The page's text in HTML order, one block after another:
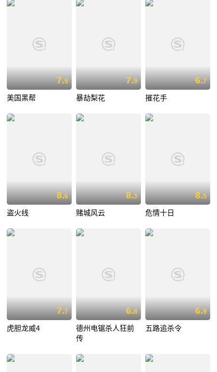
7.9
美国黑帮
7.9
暴劫梨花
6.7
摧花手
8.6
盗火线
8.3
赌城风云
8.5
危情十日
7.7
虎胆龙威4
6.8
德州电锯杀人狂前
传
6.9
五路追杀令